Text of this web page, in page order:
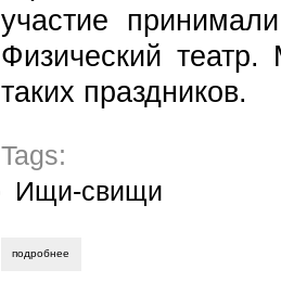
участие
Физический
таких праздников.
Tags:
Ищи-свищи
подробнее